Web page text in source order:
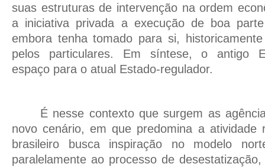
suas estruturas de intervenção na ordem
a iniciativa privada a execução de boa
embora tenha tomado para si,
pelos particulares. Em síntese, o antigo
espaço para o atual Estado-regulador.
É nesse contexto que surgem as
novo cenário, em que predomina a atividade
brasileiro busca inspiração no modelo
paralelamente ao processo de